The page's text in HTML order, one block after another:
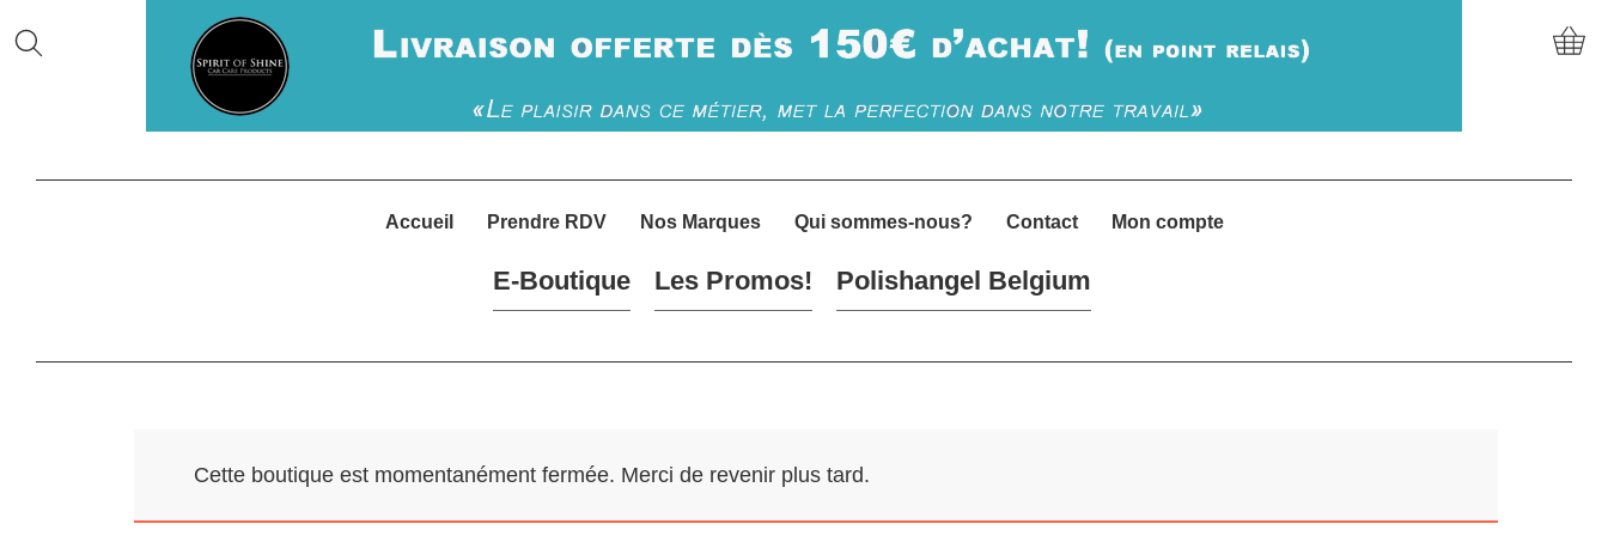
Accueil Prendre RDV Nos Marques Qui sommes-nous? Contact Mon compte
E-Boutique Les Promos! Polishangel Belgium
Cette boutique est momentanément fermée. Merci de revenir plus tard.